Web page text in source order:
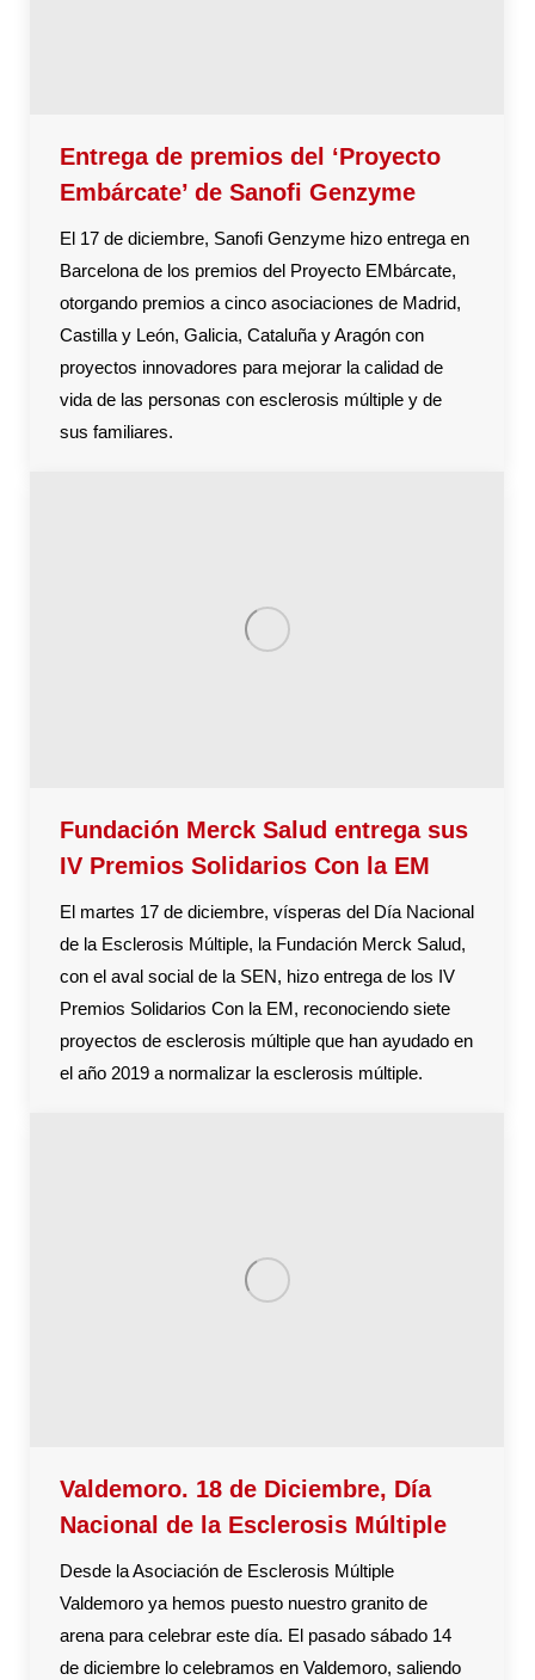
Entrega de premios del ‘Proyecto
Embárcate’ de Sanofi Genzyme
El 17 de diciembre, Sanofi Genzyme hizo entrega en
Barcelona de los premios del Proyecto EMbárcate,
otorgando premios a cinco asociaciones de Madrid,
Castilla y León, Galicia, Cataluña y Aragón con
proyectos innovadores para mejorar la calidad de
vida de las personas con esclerosis múltiple y de
sus familiares.
Fundación Merck Salud entrega sus
IV Premios Solidarios Con la EM
El martes 17 de diciembre, vísperas del Día Nacional
de la Esclerosis Múltiple, la Fundación Merck Salud,
con el aval social de la SEN, hizo entrega de los IV
Premios Solidarios Con la EM, reconociendo siete
proyectos de esclerosis múltiple que han ayudado en
el año 2019 a normalizar la esclerosis múltiple.
Valdemoro. 18 de Diciembre, Día
Nacional de la Esclerosis Múltiple
Desde la Asociación de Esclerosis Múltiple
Valdemoro ya hemos puesto nuestro granito de
arena para celebrar este día. El pasado sábado 14
de diciembre lo celebramos en Valdemoro, saliendo